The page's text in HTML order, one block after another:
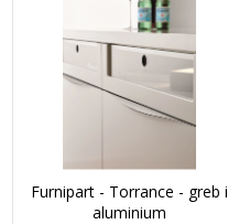
Furnipart - Torrance - greb i
aluminium